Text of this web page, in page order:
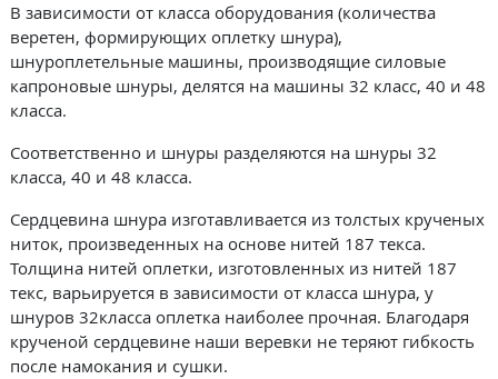
В зависимости от класса оборудования (количества
веретен, формирующих оплетку шнура),
шнуроплетельные машины, производящие силовые
капроновые шнуры, делятся на машины 32 класс, 40 и 48
класса.
Соответственно и шнуры разделяются на шнуры 32
класса, 40 и 48 класса.
Сердцевина шнура изготавливается из толстых крученых
ниток, произведенных на основе нитей 187 текса.
Толщина нитей оплетки, изготовленных из нитей 187
текс, варьируется в зависимости от класса шнура, у
шнуров 32класса оплетка наиболее прочная. Благодаря
крученой сердцевине наши веревки не теряют гибкость
после намокания и сушки.